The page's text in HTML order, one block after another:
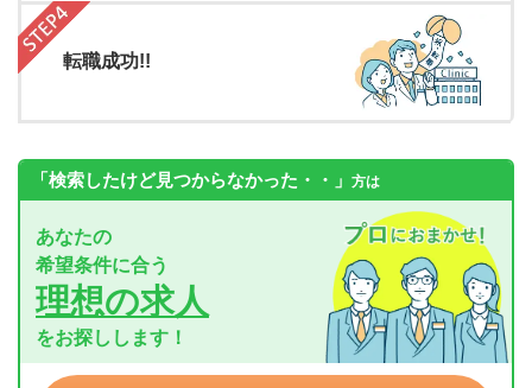
転職成功!!
「検索したけど見つからなかった・・」 方は
あなたの
希望条件に合う
理想の求人
をお探しします！